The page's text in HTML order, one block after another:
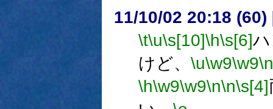
11/10/02 20:18 (60)
\t\u\s[10]\h\s[6]
けど、 \u\w9\w9\n
\h\w9\w9\n\n\s[4]